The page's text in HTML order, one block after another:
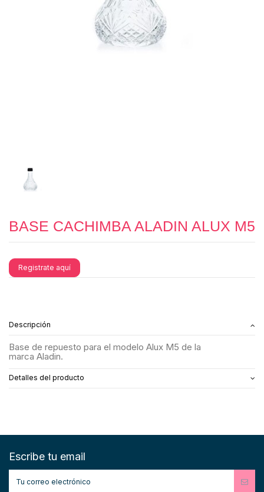
BASE CACHIMBA ALADIN ALUX M5
Registrate aquí
Descripción
Base de repuesto para el modelo Alux M5 de la
marca Aladin.
Detalles del producto
Escribe tu email